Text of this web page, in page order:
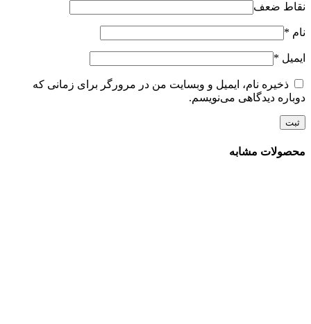
نقاط ضعف
نام *
ایمیل *
ذخیره نام، ایمیل و وبسایت من در مرورگر برای زمانی که
دوباره دیدگاهی می‌نویسم.
محصولات مشابه